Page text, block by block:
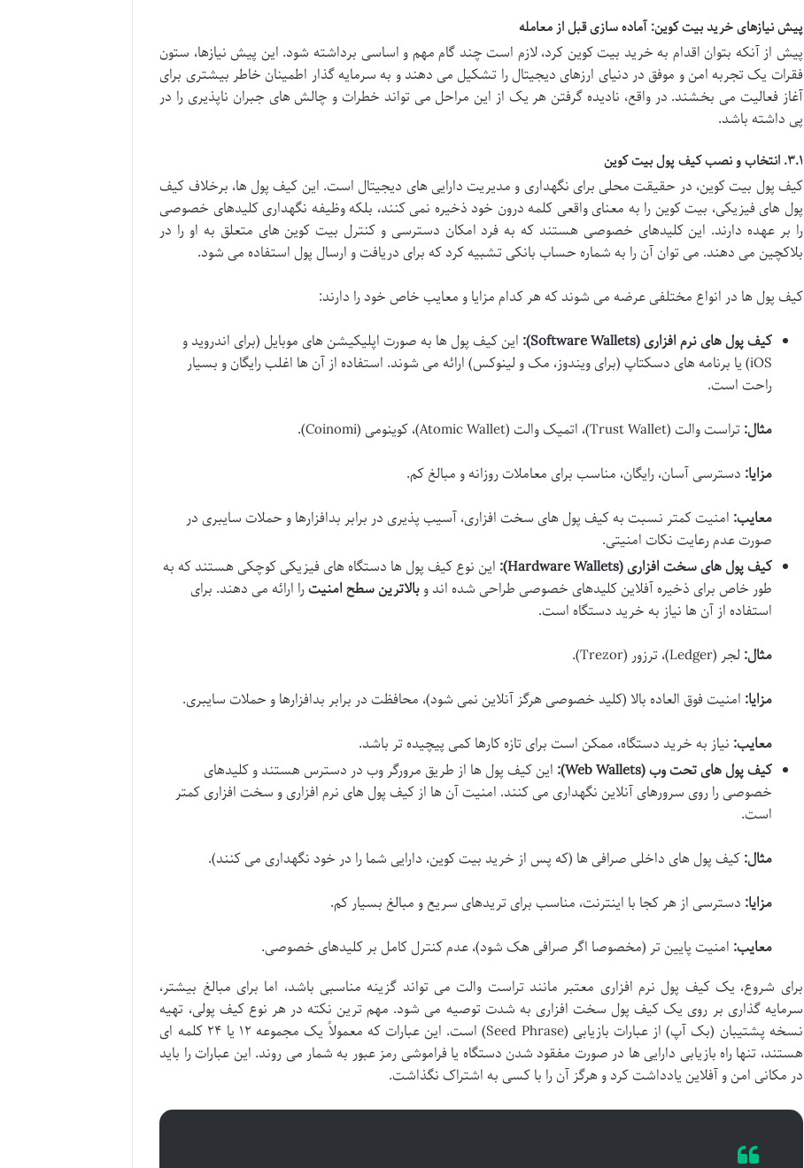
پیش نیازهای خرید بیت کوین: آماده سازی قبل از معامله
پیش از آنکه بتوان اقدام به خرید بیت کوین کرد، لازم است چند گام مهم و اساسی برداشته شود. این پیش نیازها، ستون
فقرات یک تجربه امن و موفق در دنیای ارزهای دیجیتال را تشکیل می دهند و به سرمایه گذار اطمینان خاطر بیشتری برای
آغاز فعالیت می بخشند. در واقع، نادیده گرفتن هر یک از این مراحل می تواند خطرات و چالش های جبران ناپذیری را در
پی داشته باشد.
۳.۱. انتخاب و نصب کیف پول بیت کوین
کیف پول بیت کوین، در حقیقت محلی برای نگهداری و مدیریت دارایی های دیجیتال است. این کیف پول ها، برخلاف کیف
پول های فیزیکی، بیت کوین را به معنای واقعی کلمه درون خود ذخیره نمی کنند، بلکه وظیفه نگهداری کلیدهای خصوصی
را بر عهده دارند. این کلیدهای خصوصی هستند که به فرد امکان دسترسی و کنترل بیت کوین های متعلق به او را در
بلاکچین می دهند. می توان آن را به شماره حساب بانکی تشبیه کرد که برای دریافت و ارسال پول استفاده می شود.
کیف پول ها در انواع مختلفی عرضه می شوند که هر کدام مزایا و معایب خاص خود را دارند:
کیف پول های نرم افزاری (Software Wallets):
این کیف پول ها به صورت اپلیکیشن های موبایل (برای اندروید و
iOS) یا برنامه های دسکتاپ (برای ویندوز، مک و لینوکس) ارائه می شوند. استفاده از آن ها اغلب رایگان و بسیار
راحت است.
مثال:تراست والت (Trust Wallet)، اتمیک والت (Atomic Wallet)، کوینومی (Coinomi).
مزایا: دسترسی آسان، رایگان، مناسب برای معاملات روزانه و مبالغ کم.
معایب: امنیت کمتر نسبت به کیف پول های سخت افزاری، آسیب پذیری در برابر بدافزارها و حملات سایبری در
صورت عدم رعایت نکات امنیتی.
کیف پول های سخت افزاری (Hardware Wallets):
این نوع کیف پول ها دستگاه های فیزیکی کوچکی هستند که به
طور خاص برای ذخیره آفلاین کلیدهای خصوصی طراحی شده اند وبالاترین سطح امنیترا ارائه می دهند. برای
استفاده از آن ها نیاز به خرید دستگاه است.
مثال:لجر (Ledger)، ترزور (Trezor).
مزایا: امنیت فوق العاده بالا (کلید خصوصی هرگز آنلاین نمی شود)، محافظت در برابر بدافزارها و حملات سایبری.
معایب: نیاز به خرید دستگاه، ممکن است برای تازه کارها کمی پیچیده تر باشد.
کیف پول های تحت وب (Web Wallets):
این کیف پول ها از طریق مرورگر وب در دسترس هستند و کلیدهای
خصوصی را روی سرورهای آنلاین نگهداری می کنند. امنیت آن ها از کیف پول های نرم افزاری و سخت افزاری کمتر
است.
مثال:کیف پول های داخلی صرافی ها (که پس از خرید بیت کوین، دارایی شما را در خود نگهداری می کنند).
مزایا: دسترسی از هر کجا با اینترنت، مناسب برای تریدهای سریع و مبالغ بسیار کم.
معایب: امنیت پایین تر (مخصوصا اگر صرافی هک شود)، عدم کنترل کامل بر کلیدهای خصوصی.
برای شروع، یک کیف پول نرم افزاری معتبر مانند تراست والت می تواند گزینه مناسبی باشد، اما برای مبالغ بیشتر،
سرمایه گذاری بر روی یک کیف پول سخت افزاری به شدت توصیه می شود. مهم ترین نکته در هر نوع کیف پولی، تهیه
نسخه پشتیبان (بک آپ) از عبارات بازیابی (Seed Phrase) است. این عبارات که معمولاً یک مجموعه ۱۲ یا ۲۴ کلمه ای
هستند، تنها راه بازیابی دارایی ها در صورت مفقود شدن دستگاه یا فراموشی رمز عبور به شمار می روند. این عبارات را باید
در مکانی امن و آفلاین یادداشت کرد و هرگز آن را با کسی به اشتراک نگذاشت.